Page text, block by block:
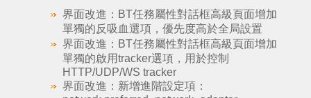
界面改進：BT任務屬性對話框高級頁面增加
單獨的反吸血選項，優先度高於全局設置
界面改進：BT任務屬性對話框高級頁面增加
單獨的啟用tracker選項，用於控制
HTTP/UDP/WS tracker
界面改進：新增進階設定項：